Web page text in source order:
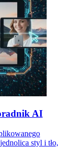
AI
styl i tło,